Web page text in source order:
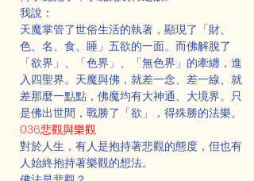
我說：
天魔掌管了世俗生活的執著，顯現了「財、
色、名、食、睡」五欲的一面。而佛解脫了
「欲界」、「色界」、「無色界」的牽纏，進
入四聖界。天魔與佛，就差一念、差一線、就
差那麼一點點，佛魔均有大神通、大境界。只
是佛出世間，戰勝了「欲」，得殊勝的法樂。
036悲觀與樂觀
對於人生，有人是抱持著悲觀的態度，但也有
人始終抱持著樂觀的想法。